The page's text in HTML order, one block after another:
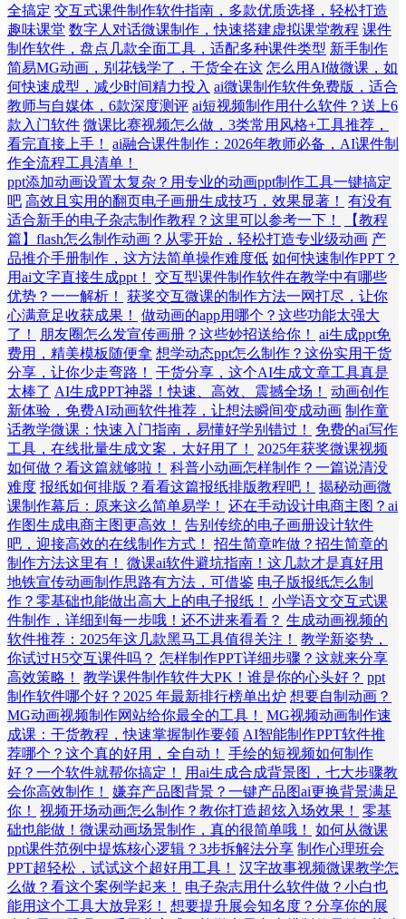
全搞定 交互式课件制作软件指南，多款优质选择，轻松打造
趣味课堂 数字人对话微课制作，快速搭建虚拟课堂教程 课件
制作软件，盘点几款全面工具，适配多种课件类型 新手制作
简易MG动画，别花钱学了，干货全在这 怎么用AI做微课，如
何快速成型，减少时间精力投入 ai微课制作软件免费版，适合
教师与自媒体，6款深度测评 ai短视频制作用什么软件？送上6
款入门软件 微课比赛视频怎么做，3类常用风格+工具推荐，
看完直接上手！
ai融合课件制作：2026年教师必备，AI课件制
作全流程工具清单！
ppt添加动画设置太复杂？用专业的动画ppt制作工具一键搞定
吧 高效且实用的翻页电子画册生成技巧，效果显著！
有没有
适合新手的电子杂志制作教程？这里可以参考一下！
【教程
篇】flash怎么制作动画？从零开始，轻松打造专业级动画 产
品推介手册制作，这方法简单操作难度低 如何快速制作PPT？
用ai文字直接生成ppt！
交互型课件制作软件在教学中有哪些
优势？一一解析！
获奖交互微课的制作方法一网打尽，让你
心满意足收获成果！
做动画的app用哪个？这些功能太强大
了！
朋友圈怎么发宣传画册？这些妙招送给你！
ai生成ppt免
费用，精美模板随便拿 想学动态ppt怎么制作？这份实用干货
分享，让你少走弯路！
干货分享，这个AI生成文章工具真是
太棒了 AI生成PPT神器！快速、高效、震撼全场！
动画创作
新体验，免费AI动画软件推荐，让想法瞬间变成动画 制作童
话教学微课：快速入门指南，易懂好学别错过！
免费的ai写作
工具，在线批量生成文案，太好用了！
2025年获奖微课视频
如何做？看这篇就够啦！
科普小动画怎样制作？一篇说清没
难度 报纸如何排版？看看这篇报纸排版教程吧！
揭秘动画微
课制作幕后：原来这么简单易学！
还在手动设计电商主图？ai
作图生成电商主图更高效！
告别传统的电子画册设计软件
吧，迎接高效的在线制作方式！
招生简章咋做？招生简章的
制作方法这里有！
微课ai软件避坑指南！这几款才是真好用
地铁宣传动画制作思路有方法，可借鉴 电子版报纸怎么制
作？零基础也能做出高大上的电子报纸！
小学语文交互式课
件制作，详细到每一步哦！还不进来看看？ 生成动画视频的
软件推荐：2025年这几款黑马工具值得关注！
教学新姿势，
你试过H5交互课件吗？ 怎样制作PPT详细步骤？这就来分享
高效策略！
教学课件制作软件大PK！谁是你的心头好？ ppt
制作软件哪个好？2025 年最新排行榜单出炉 想要自制动画？
MG动画视频制作网站给你最全的工具！
MG视频动画制作速
成课：干货教程，快速掌握制作要领 AI智能制作PPT软件推
荐哪个？这个真的好用，全自动！
手绘的短视频如何制作
好？一个软件就帮你搞定！
用ai生成合成背景图，七大步骤教
会你高效制作！
嫌弃产品图背景？一键产品图ai更换背景满足
你！
视频开场动画怎么制作？教你打造超炫入场效果！
零基
础也能做！微课动画场景制作，真的很简单哦！
如何从微课
ppt课件范例中提炼核心逻辑？3步拆解法分享 制作心理班会
PPT超轻松，试试这个超好用工具！
汉字故事视频微课教学怎
么做？看这个案例学起来！
电子杂志用什么软件做？小白也
能用这个工具大放异彩！
想要提升展会知名度？分享你的展